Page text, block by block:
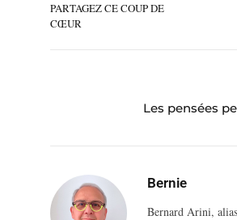
PARTAGEZ CE COUP DE
CŒUR
Les pensées
Bernie
Bernard Arini,